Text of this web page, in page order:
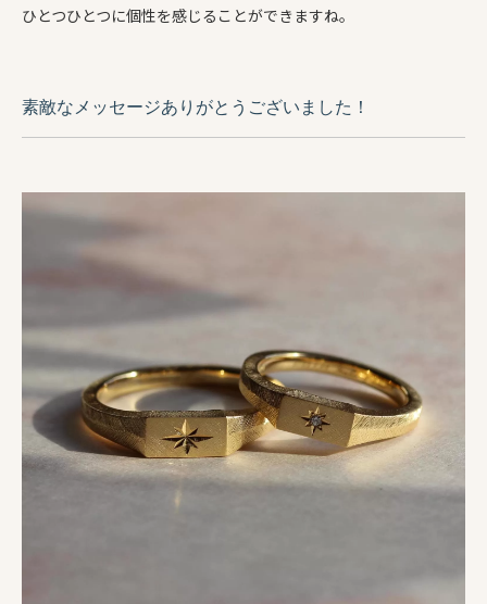
ひとつひとつに個性を感じることができますね。
素敵なメッセージありがとうございました！